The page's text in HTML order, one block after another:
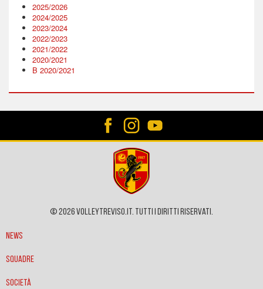
2025/2026
2024/2025
2023/2024
2022/2023
2021/2022
2020/2021
B 2020/2021
© 2026 VOLLEYTREVISO.IT. Tutti i diritti riservati.
News
Squadre
Società